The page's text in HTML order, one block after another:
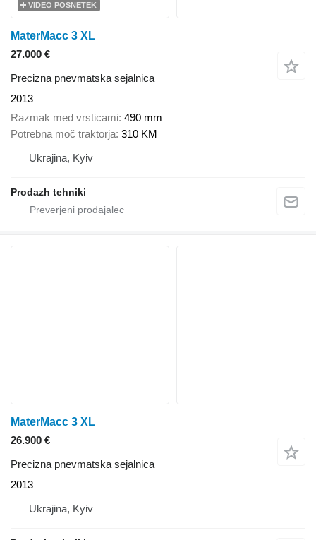
VIDEO POSNETEK
MaterMacc 3 XL
27.000 €
Precizna pnevmatska sejalnica
2013
Razmak med vrsticami 490 mm
Potrebna moč traktorja 310 KM
Ukrajina, Kyiv
Prodazh tehniki
MaterMacc 3 XL
26.900 €
Precizna pnevmatska sejalnica
2013
Ukrajina, Kyiv